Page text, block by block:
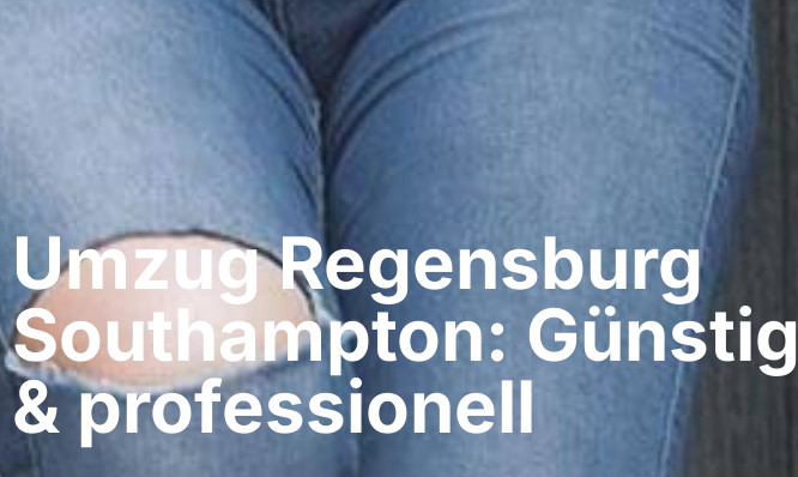
Umzug Regensburg​
Southampton: Günstig
& professionell​